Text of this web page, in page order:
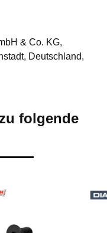
& Co. KG,
Deutschland,
folgende